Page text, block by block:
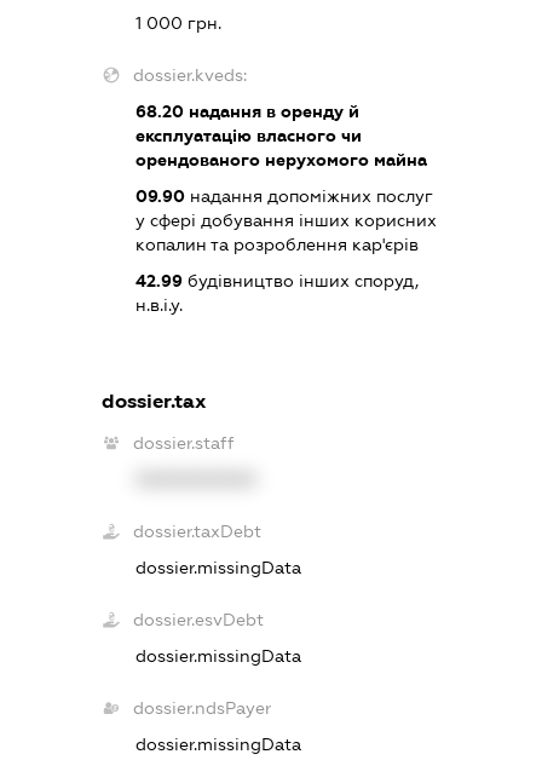
1 000 грн.
dossier.kveds:
68.20надання в оренду й
експлуатацію власного чи
орендованого нерухомого майна
09.90надання допоміжних послуг
у сфері добування інших корисних
копалин та розроблення кар'єрів
42.99будівництво інших споруд,
н.в.і.у.
dossier.tax
dossier.staff
dossier.taxDebt
dossier.missingData
dossier.esvDebt
dossier.missingData
dossier.ndsPayer
dossier.missingData